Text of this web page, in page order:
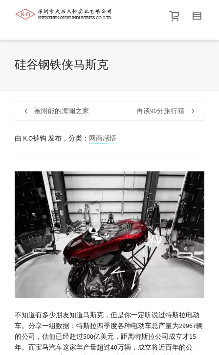
帮我查找新的衬衫尺码
价格介于
硅谷钢铁侠马斯克
被附能的海澜之家 再谈90分旅行箱
由 K.O裤钩 发布，分类： 网商感悟
不知道有多少朋友知道马斯克，但是你一定听说过特斯拉电动
车。分享一组数据：特斯拉四季度各种电动车总产量为29967辆
的公司，估值已经超过500亿美元，距离特斯拉公司成立才15
年。而宝马汽车这家年产量超过40万辆，成立将近百年的公